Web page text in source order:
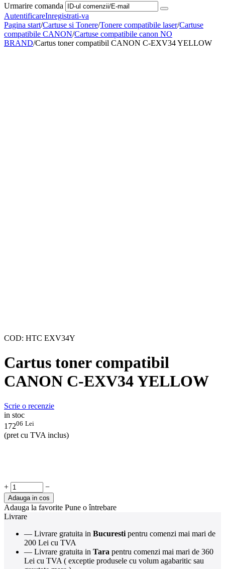
Urmarire comanda
AutentificareInregistrati-va
Pagina start/Cartuse si Tonere/Tonere compatibile laser/Cartuse
compatibile CANON/Cartuse compatibile canon NO
BRAND/Cartus toner compatibil CANON C-EXV34 YELLOW
COD: HTC EXV34Y
Cartus toner compatibil
CANON C-EXV34 YELLOW
Scrie o recenzie
in stoc
17206 Lei
(pret cu TVA inclus)
+ −
Adauga in cos
Adauga la favorite Pune o întrebare
Livrare
— Livrare gratuita in Bucuresti pentru comenzi mai mari de
200 Lei cu TVA
— Livrare gratuita in Tara pentru comenzi mai mari de 360
Lei cu TVA ( exceptie produsele cu volum agabaritic sau